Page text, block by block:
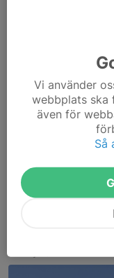
Seriespelet är på
sommaruppehållet.
Ryttarvallen i Toyota
avsluta vårsäsongen
Läs mer
Vi använder
webbplats ska
även för
Så